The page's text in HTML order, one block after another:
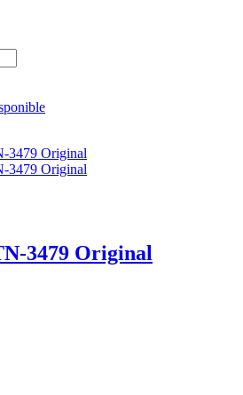
3479 Original